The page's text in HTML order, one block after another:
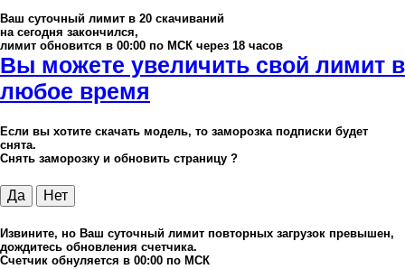
Ваш суточный лимит в 20 скачиваний
на сегодня закончился,
лимит обновится в 00:00 по МСК через 18 часов
Вы можете увеличить свой лимит в
любое время
Если вы хотите скачать модель, то заморозка подписки будет
снята.
Снять заморозку и обновить страницу ?
Да Нет
Извините, но Ваш суточный лимит повторных загрузок превышен,
дождитесь обновления счетчика.
Счетчик обнуляется в 00:00 по МСК